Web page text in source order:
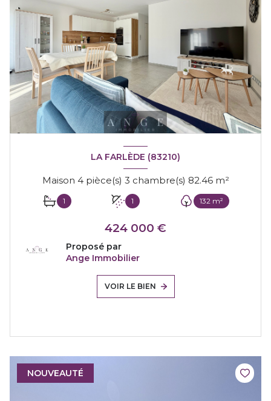
LA FARLÈDE (83210)
Maison 4 pièce(s) 3 chambre(s) 82.46 m²
1 1 132 m²
424 000 €
Proposé par
Ange Immobilier
VOIR LE BIEN
NOUVEAUTÉ